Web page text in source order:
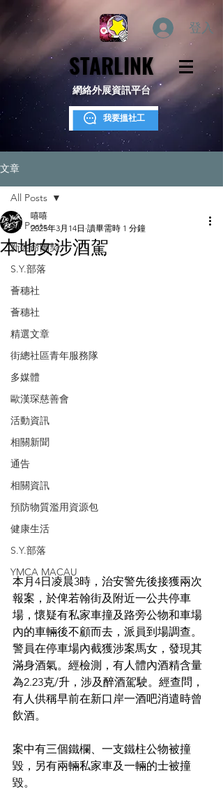
登入
STARLINK
STARLINK
網絡外展資訊平台
我要搵社工
文章
All Posts
新生命團契
S.Y.部落
薈穗社
薈穗社
精選文章
街總社區青年服務隊
多媒體
歐漢琛慈善會
活動資訊
相關新聞
通告
相關資訊
預防物質濫用資源包
健康生活
S.Y.部落
YMCA MACAU
All Posts
本地女涉酒駕
嘻嘻
2025年3月14日 讀畢需時 1 分鐘
本月4日凌晨3時，治安警先後接獲兩次
報案，於俾若翰街及附近一公共停車
場，懷疑有私家車撞及路旁公物和車場
內的車輛後不顧而去，派員到場調查。
警員在停車場內截獲涉案馬女，發現其
滿身酒氣。經檢測，有人體內酒精含量
為2.23克/升，涉及醉酒駕駛。經查問，
有人供稱早前在新口岸一酒吧消遣時曾
飲酒。
案中有三個鐵欄、一支鐵柱公物被撞
毀，另有兩輛私家車及一輛的士被撞
毀。